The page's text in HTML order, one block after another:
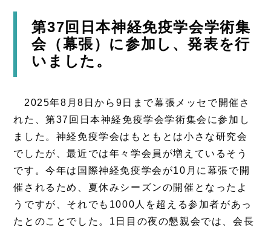
第37回日本神経免疫学会学術集
会（幕張）に参加し、発表を行
いました。
2025年8月8日から9日まで幕張メッセで開催さ
れた、第37回日本神経免疫学会学術集会に参加し
ました。神経免疫学会はもともとは小さな研究会
でしたが、最近では年々学会員が増えているそう
です。今年は国際神経免疫学会が10月に幕張で開
催されるため、夏休みシーズンの開催となったよ
うですが、それでも1000人を超える参加者があっ
たとのことでした。1日目の夜の懇親会では、会長